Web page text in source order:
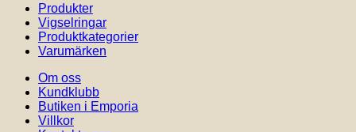
Produkter
Vigselringar
Produktkategorier
Varumärken
Om oss
Kundklubb
Butiken i Emporia
Villkor